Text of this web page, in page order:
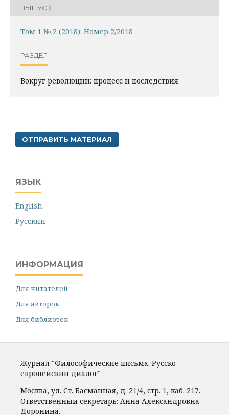
ВЫПУСК
Том 1 № 2 (2018): Номер 2/2018
РАЗДЕЛ
Вокруг революции: процесс и последствия
ОТПРАВИТЬ МАТЕРИАЛ
ЯЗЫК
English
Русский
ИНФОРМАЦИЯ
Для читателей
Для авторов
Для библиотек
Журнал "Философические письма. Русско-
европейский диалог"
Москва, ул. Ст. Басманная, д. 21/4, стр. 1, каб. 217.
Ответственный секретарь: Анна Александровна
Доронина.